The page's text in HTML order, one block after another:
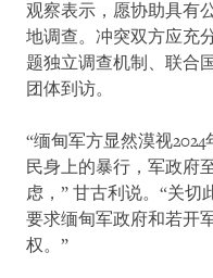
观察表示，愿协助具有
地调查。冲突双方应充
题独立调查机制、联合
团体到访。
“缅甸军方显然漠视
民身上的暴行，军政府
虑，” 甘古利说。“关切
要求缅甸军政府和若开
权。”